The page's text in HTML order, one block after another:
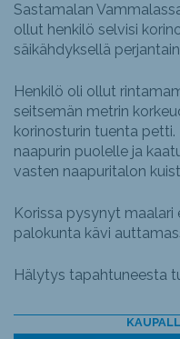
Sastamalan
ollut henkilö selvisi
säikähdyksellä
Henkilö oli ollut
seitsemän metrin
korinosturin tuenta
naapurin puolelle ja
vasten naapuritalon
Korissa pysynyt
palokunta kävi
Hälytys tapahtuneesta